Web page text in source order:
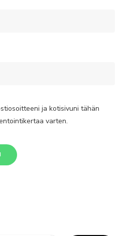
ja kotisivuni tähän
varten.